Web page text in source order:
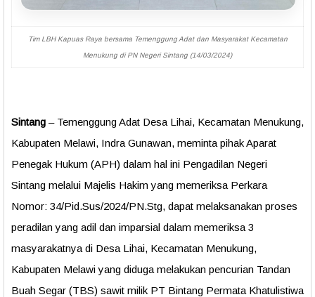
Tim LBH Kapuas Raya bersama Temenggung Adat dan Masyarakat Kecamatan
Menukung di PN Negeri Sintang (14/03/2024)
Sintang – Temenggung Adat Desa Lihai, Kecamatan Menukung,
Kabupaten Melawi, Indra Gunawan, meminta pihak Aparat
Penegak Hukum (APH) dalam hal ini Pengadilan Negeri
Sintang melalui Majelis Hakim yang memeriksa Perkara
Nomor: 34/Pid.Sus/2024/PN.Stg, dapat melaksanakan proses
peradilan yang adil dan imparsial dalam memeriksa 3
masyarakatnya di Desa Lihai, Kecamatan Menukung,
Kabupaten Melawi yang diduga melakukan pencurian Tandan
Buah Segar (TBS) sawit milik PT Bintang Permata Khatulistiwa